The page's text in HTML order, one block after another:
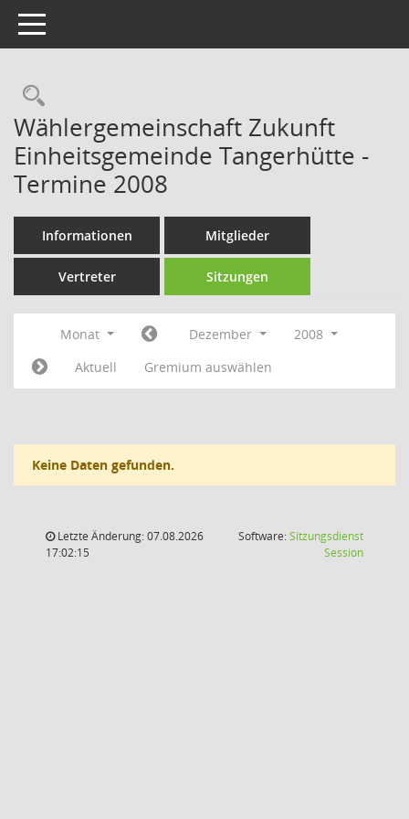
Toggle navigation
Rechercheauswahl
Wählergemeinschaft Zukunft
Einheitsgemeinde Tangerhütte -
Termine 2008
Informationen Mitglieder
Vertreter Sitzungen
Monat Dezember
2008
Aktuell
Gremium auswählen
Keine Daten gefunden.
Letzte Änderung: 07.08.2026
17:02:15
Software:Sitzungsdienst
Session(Wird in